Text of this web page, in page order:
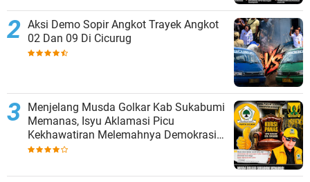
Aksi Demo Sopir Angkot Trayek Angkot
02 Dan 09 Di Cicurug
Menjelang Musda Golkar Kab Sukabumi
Memanas, Isyu Aklamasi Picu
Kekhawatiran Melemahnya Demokrasi
Internal